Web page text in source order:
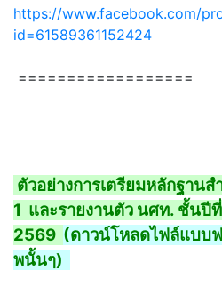
https://www.facebook.com/
id=61589361152424
==================
ตัวอย่างการเตรียมหลักฐาน
1 และรายงานตัว นศท. ชั้นปี
2569 (ดาวน์โหลดไฟล์แบบ
พนั้นๆ)